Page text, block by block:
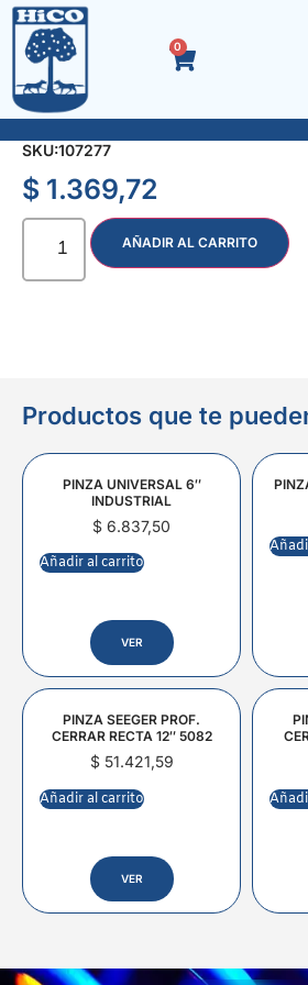
0
RACOR ACOPLE Y MANGUERA
SKU:107277
$ 1.369,72
AÑADIR AL CARRITO
Productos que te
PINZA UNIVERSAL 6″
INDUSTRIAL
$ 6.837,50
Añadir al carrito
VER
PINZA SEEGER PROF.
CERRAR RECTA 12″ 5082
$51.421,59
Añadir al carrito
VER